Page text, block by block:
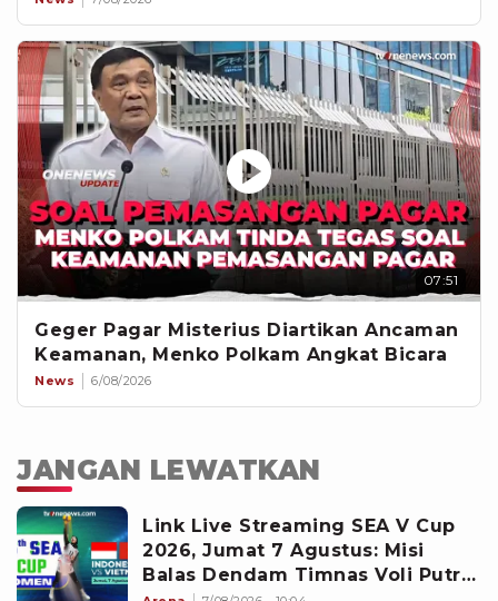
07:51
Geger Pagar Misterius Diartikan Ancaman
Keamanan, Menko Polkam Angkat Bicara
News 6/08/2026
JANGAN LEWATKAN
Link Live Streaming SEA V Cup
2026, Jumat 7 Agustus: Misi
Balas Dendam Timnas Voli Putri